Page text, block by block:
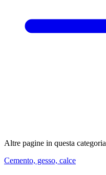
Altre pagine in questa categoria
Cemento, gesso, calce